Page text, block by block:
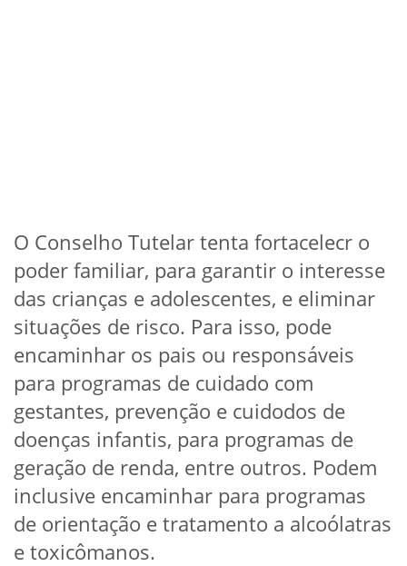
O Conselho Tutelar tenta fortacelecr o
poder familiar, para garantir o interesse
das crianças e adolescentes, e eliminar
situações de risco. Para isso, pode
encaminhar os pais ou responsáveis
para programas de cuidado com
gestantes, prevenção e cuidodos de
doenças infantis, para programas de
geração de renda, entre outros. Podem
inclusive encaminhar para programas
de orientação e tratamento a alcoólatras
e toxicômanos.